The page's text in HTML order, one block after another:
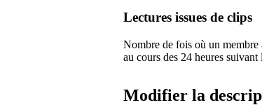
Lectures issues de clips
Nombre de fois où un
au cours des 24 heures
Modifier la